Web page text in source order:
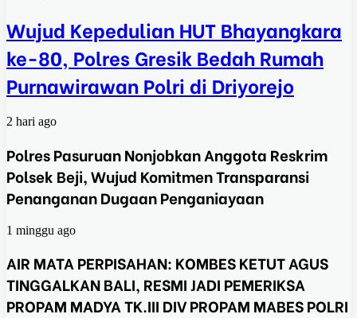
Wujud Kepedulian HUT Bhayangkara
ke-80, Polres Gresik Bedah Rumah
Purnawirawan Polri di Driyorejo
2 hari ago
Polres Pasuruan Nonjobkan Anggota Reskrim
Polsek Beji, Wujud Komitmen Transparansi
Penanganan Dugaan Penganiayaan
1 minggu ago
AIR MATA PERPISAHAN: KOMBES KETUT AGUS
TINGGALKAN BALI, RESMI JADI PEMERIKSA
PROPAM MADYA TK.III DIV PROPAM MABES POLRI